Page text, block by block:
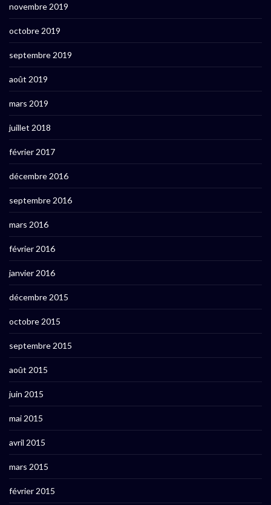
novembre 2019
octobre 2019
septembre 2019
août 2019
mars 2019
juillet 2018
février 2017
décembre 2016
septembre 2016
mars 2016
février 2016
janvier 2016
décembre 2015
octobre 2015
septembre 2015
août 2015
juin 2015
mai 2015
avril 2015
mars 2015
février 2015